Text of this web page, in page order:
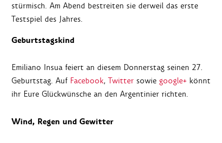
stürmisch. Am Abend bestreiten sie derweil das erste
Testspiel des Jahres.
Geburtstagskind
Emiliano Insua feiert an diesem Donnerstag seinen 27.
Geburtstag. Auf Facebook, Twitter sowie google+ könnt
ihr Eure Glückwünsche an den Argentinier richten.
Wind, Regen und Gewitter